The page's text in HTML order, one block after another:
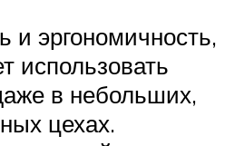
и эргономичность,
использовать
в небольших,
цехах.